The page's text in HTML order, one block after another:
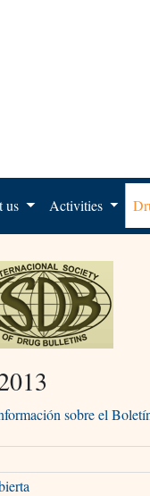
us Activities
sobre el